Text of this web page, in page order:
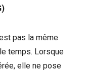
pas la même
temps. Lorsque
elle ne pose